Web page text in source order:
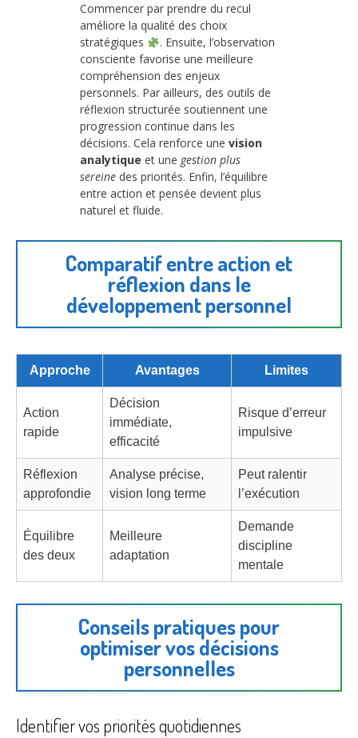
Commencer par prendre du recul
améliore la qualité des choix
stratégiques
. Ensuite, l’observation
consciente favorise une meilleure
compréhension des enjeux
personnels. Par ailleurs, des outils de
réflexion structurée soutiennent une
progression continue dans les
décisions. Cela renforce une vision
analytique et une gestion plus
sereine des priorités. Enfin, l’équilibre
entre action et pensée devient plus
naturel et fluide.
Comparatif entre action et
réflexion dans le
développement personnel
Approche Avantages Limites
Action
rapide
Décision
immédiate,
efficacité
Risque d’erreur
impulsive
Réflexion
approfondie
Analyse précise,
vision long terme
Peut ralentir
l’exécution
Équilibre
des deux
Meilleure
adaptation
Demande
discipline
mentale
Conseils pratiques pour
optimiser vos décisions
personnelles
Identifier vos priorités quotidiennes